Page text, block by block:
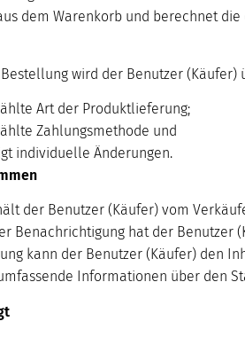
dem Warenkorb und berechnet
wird der Benutzer
Art der Produktlieferung;
Zahlungsmethode und
individuelle Änderungen.
der Benutzer (Käufer) vom
Benachrichtigung hat der Benutzer
kann der Benutzer (Käufer) den
Informationen über den